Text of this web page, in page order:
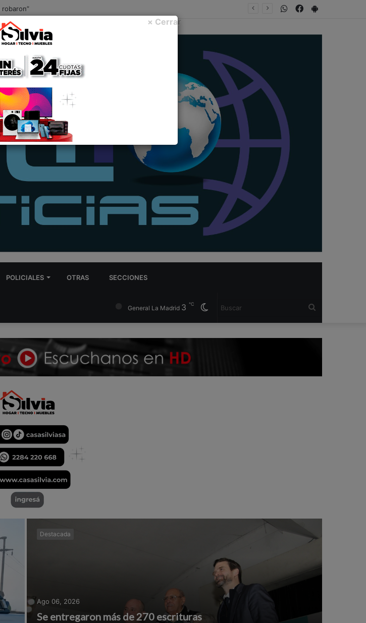
PlayStore
Facebook
WhatsApp
POLICIALES OTRAS SECCIONES
Cambiar
modo
General La Madrid 3 ℃
Destacada
Ago 06, 2026
Se entregaron más de 270 escrituras
× Cerrar